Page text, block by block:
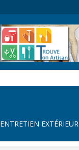
ENTRETIEN EXTÉRIEUR